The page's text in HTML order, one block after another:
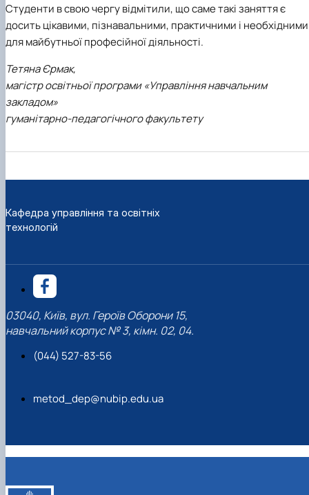
Студенти в свою чергу відмітили, що саме такі заняття є
досить цікавими, пізнавальними, практичними і необхідними
для майбутньої професійної діяльності.
Тетяна Єрмак,
магістр освітньої програми «Управління навчальним
закладом»
гуманітарно-педагогічного факультету
Кафедра управління та освітніх
технологій
03040, Київ, вул. Героїв Оборони 15,
навчальний корпус № 3, кімн. 02, 04.
(044) 527-83-56
metod_dep@nubip.edu.ua